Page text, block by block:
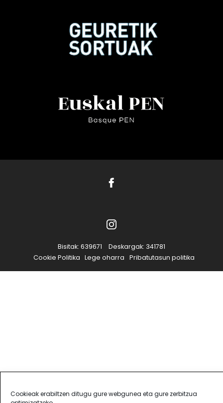
Cookieak erabiltzen ditugu gure webgunea eta gure zerbitzua
Bisitak: 639671
Deskargak: 341781
Cookie Politika
Lege oharra Pribatutasun politika